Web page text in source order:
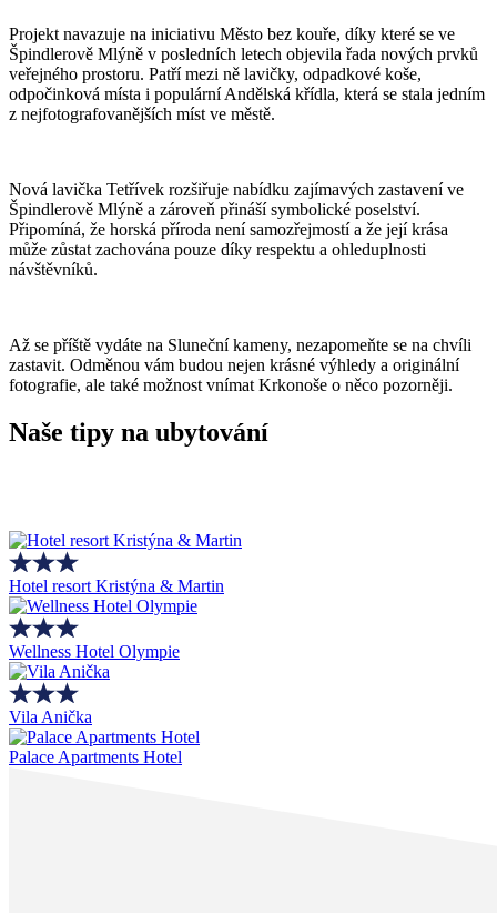
Projekt navazuje na iniciativu Město bez kouře, díky které se ve
Špindlerově Mlýně v posledních letech objevila řada nových prvků
veřejného prostoru. Patří mezi ně lavičky, odpadkové koše,
odpočinková místa i populární Andělská křídla, která se stala jedním
z nejfotografovanějších míst ve městě.
Nová lavička Tetřívek rozšiřuje nabídku zajímavých zastavení ve
Špindlerově Mlýně a zároveň přináší symbolické poselství.
Připomíná, že horská příroda není samozřejmostí a že její krása
může zůstat zachována pouze díky respektu a ohleduplnosti
návštěvníků.
Až se příště vydáte na Sluneční kameny, nezapomeňte se na chvíli
zastavit. Odměnou vám budou nejen krásné výhledy a originální
fotografie, ale také možnost vnímat Krkonoše o něco pozorněji.
Naše tipy na ubytování
Hotel resort Kristýna & Martin
Wellness Hotel Olympie
Vila Anička
Palace Apartments Hotel